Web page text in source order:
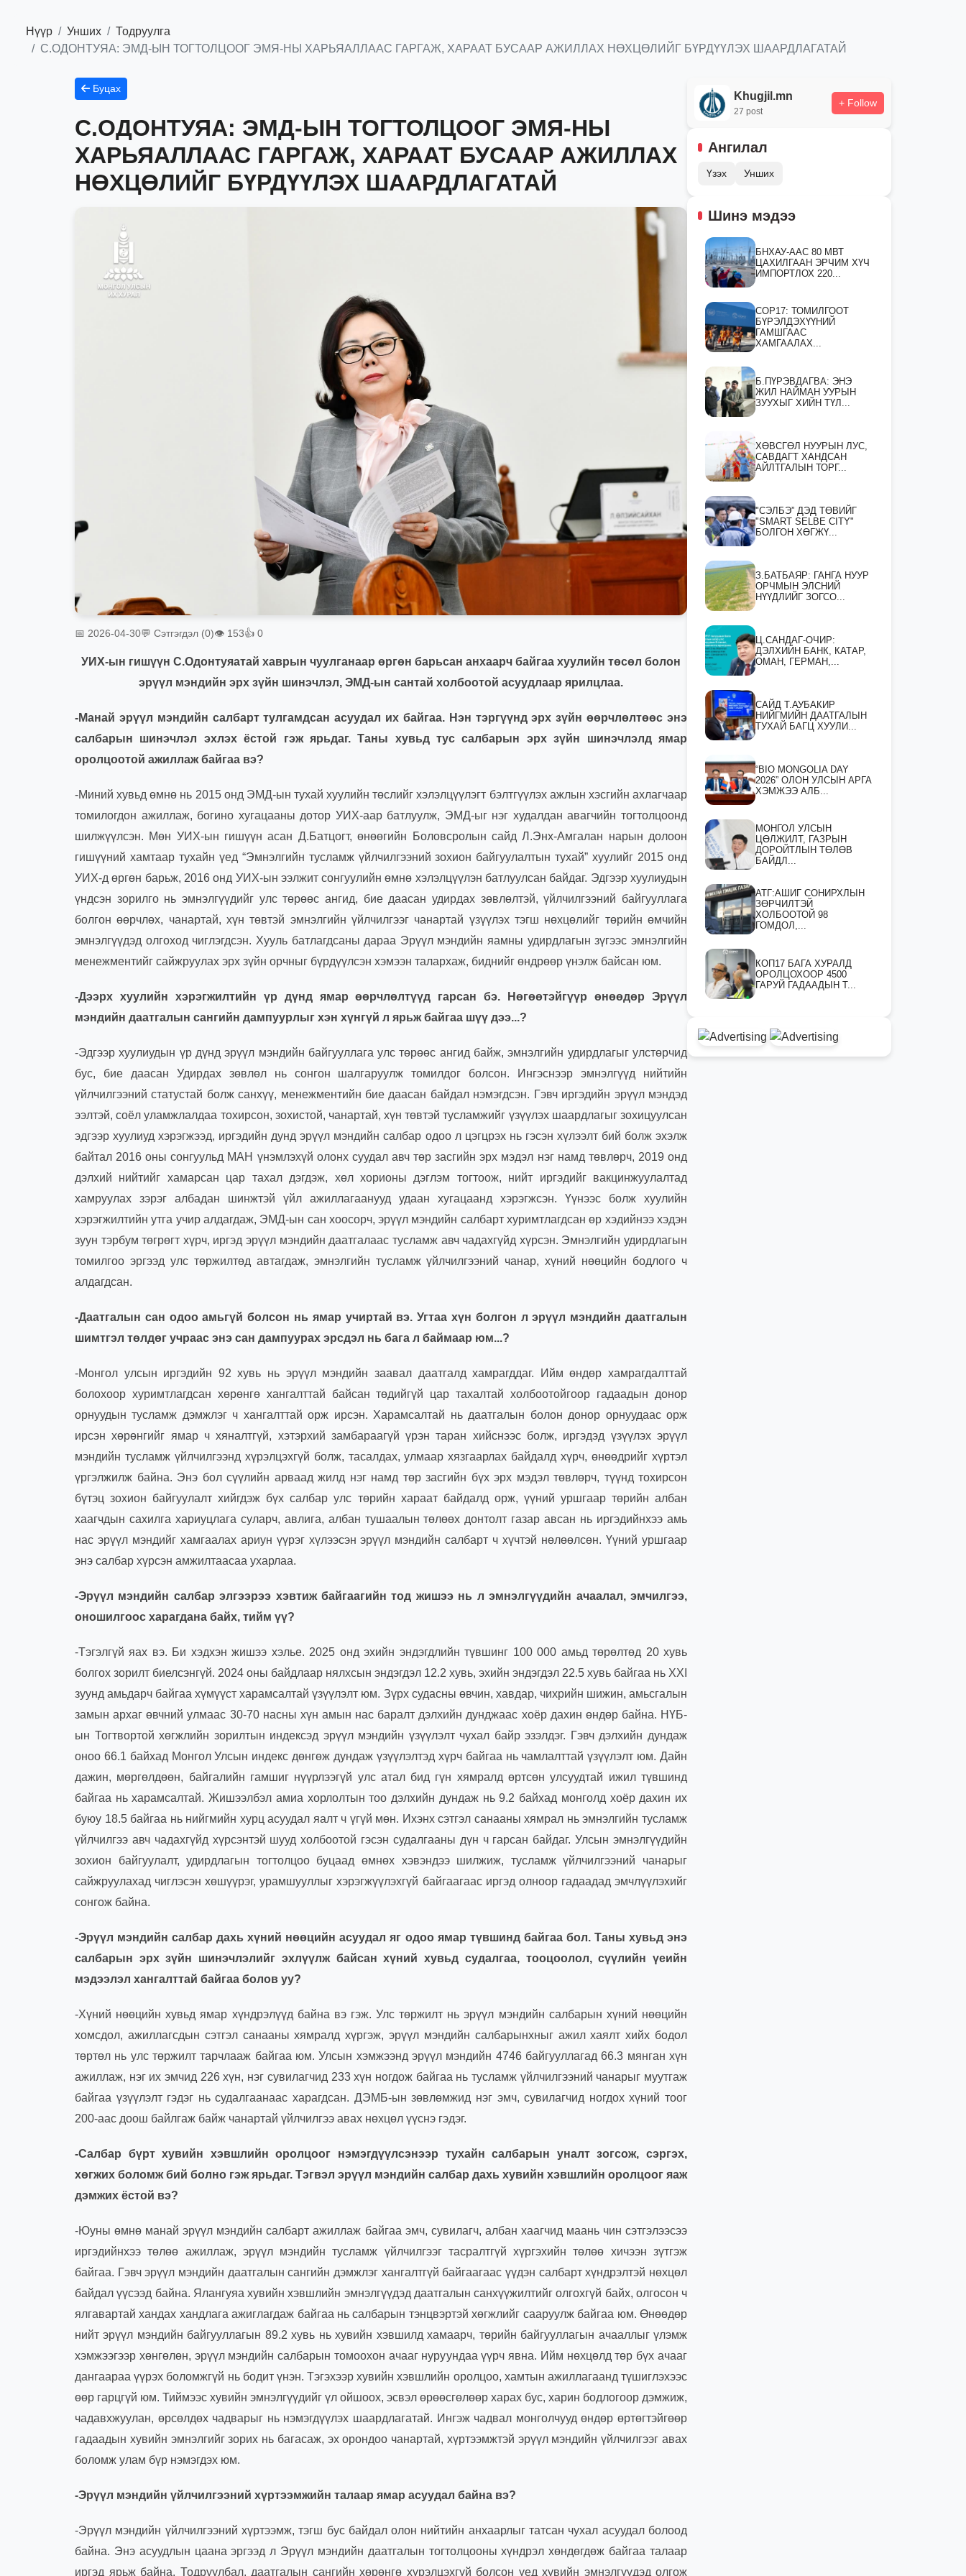
Нүүр Унших
Тодруулга
С.ОДОНТУЯА: ЭМД-ЫН ТОГТОЛЦООГ ЭМЯ-НЫ ХАРЬЯАЛЛААС ГАРГАЖ, ХАРААТ БУСААР АЖИЛЛАХ НӨХЦӨЛИЙГ БҮРДҮҮЛЭХ ШААРДЛАГАТАЙ
Буцах
С.ОДОНТУЯА: ЭМД-ЫН ТОГТОЛЦООГ ЭМЯ-НЫ
ХАРЬЯАЛЛААС ГАРГАЖ, ХАРААТ БУСААР АЖИЛЛАХ
НӨХЦӨЛИЙГ БҮРДҮҮЛЭХ ШААРДЛАГАТАЙ
📅 2026-04-30💬 Сэтгэгдэл (0)👁 153👍 0
УИХ-ын гишүүн С.Одонтуяатай хаврын чуулганаар өргөн барьсан анхаарч байгаа хуулийн төсөл болон
эрүүл мэндийн эрх зүйн шинэчлэл, ЭМД-ын сантай холбоотой асуудлаар ярилцлаа.
-Манай эрүүл мэндийн салбарт тулгамдсан асуудал их байгаа. Нэн тэргүүнд эрх зүйн өөрчлөлтөөс энэ
салбарын шинэчлэл эхлэх ёстой гэж ярьдаг. Таны хувьд тус салбарын эрх зүйн шинэчлэлд ямар
оролцоотой ажиллаж байгаа вэ?
-Миний хувьд өмнө нь 2015 онд ЭМД-ын тухай хуулийн төслийг хэлэлцүүлэгт бэлтгүүлэх ажлын хэсгийн ахлагчаар
томилогдон ажиллаж, богино хугацааны дотор УИХ-аар батлуулж, ЭМД-ыг нэг худалдан авагчийн тогтолцоонд
шилжүүлсэн. Мөн УИХ-ын гишүүн асан Д.Батцогт, өнөөгийн Боловсролын сайд Л.Энх-Амгалан нарын долоон
гишүүний хамтаар тухайн үед “Эмнэлгийн тусламж үйлчилгээний зохион байгуулалтын тухай” хуулийг 2015 онд
УИХ-д өргөн барьж, 2016 онд УИХ-ын ээлжит сонгуулийн өмнө хэлэлцүүлэн батлуулсан байдаг. Эдгээр хуулиудын
үндсэн зорилго нь эмнэлгүүдийг улс төрөөс ангид, бие даасан удирдах зөвлөлтэй, үйлчилгээний байгууллага
болгон өөрчлөх, чанартай, хүн төвтэй эмнэлгийн үйлчилгээг чанартай үзүүлэх тэгш нөхцөлийг төрийн өмчийн
эмнэлгүүдэд олгоход чиглэгдсэн. Хууль батлагдсаны дараа Эрүүл мэндийн яамны удирдлагын зүгээс эмнэлгийн
менежментийг сайжруулах эрх зүйн орчныг бүрдүүлсэн хэмээн талархаж, биднийг өндрөөр үнэлж байсан юм.
-Дээрх хуулийн хэрэгжилтийн үр дүнд ямар өөрчлөлтүүд гарсан бэ. Нөгөөтэйгүүр өнөөдөр Эрүүл
мэндийн даатгалын сангийн дампуурлыг хэн хүнгүй л ярьж байгаа шүү дээ...?
-Эдгээр хуулиудын үр дүнд эрүүл мэндийн байгууллага улс төрөөс ангид байж, эмнэлгийн удирдлагыг улстөрчид
бус, бие даасан Удирдах зөвлөл нь сонгон шалгаруулж томилдог болсон. Ингэснээр эмнэлгүүд нийтийн
үйлчилгээний статустай болж санхүү, менежментийн бие даасан байдал нэмэгдсэн. Гэвч иргэдийн эрүүл мэндэд
ээлтэй, соёл уламжлалдаа тохирсон, зохистой, чанартай, хүн төвтэй тусламжийг үзүүлэх шаардлагыг зохицуулсан
эдгээр хуулиуд хэрэгжээд, иргэдийн дунд эрүүл мэндийн салбар одоо л цэгцрэх нь гэсэн хүлээлт бий болж эхэлж
байтал 2016 оны сонгуульд МАН үнэмлэхүй олонх суудал авч төр засгийн эрх мэдэл нэг намд төвлөрч, 2019 онд
дэлхий нийтийг хамарсан цар тахал дэгдэж, хөл хорионы дэглэм тогтоож, нийт иргэдийг вакцинжуулалтад
хамруулах зэрэг албадан шинжтэй үйл ажиллагаанууд удаан хугацаанд хэрэгжсэн. Үүнээс болж хуулийн
хэрэгжилтийн утга учир алдагдаж, ЭМД-ын сан хоосорч, эрүүл мэндийн салбарт хуримтлагдсан өр хэдийнээ хэдэн
зуун тэрбум төгрөгт хүрч, иргэд эрүүл мэндийн даатгалаас тусламж авч чадахгүйд хүрсэн. Эмнэлгийн удирдлагын
томилгоо эргээд улс төржилтөд автагдаж, эмнэлгийн тусламж үйлчилгээний чанар, хүний нөөцийн бодлого ч
алдагдсан.
-Даатгалын сан одоо амьгүй болсон нь ямар учиртай вэ. Угтаа хүн болгон л эрүүл мэндийн даатгалын
шимтгэл төлдөг учраас энэ сан дампуурах эрсдэл нь бага л баймаар юм...?
-Монгол улсын иргэдийн 92 хувь нь эрүүл мэндийн заавал даатгалд хамрагддаг. Ийм өндөр хамрагдалттай
болохоор хуримтлагдсан хөрөнгө хангалттай байсан төдийгүй цар тахалтай холбоотойгоор гадаадын донор
орнуудын тусламж дэмжлэг ч хангалттай орж ирсэн. Харамсалтай нь даатгалын болон донор орнуудаас орж
ирсэн хөрөнгийг ямар ч хяналтгүй, хэтэрхий замбараагүй үрэн таран хийснээс болж, иргэдэд үзүүлэх эрүүл
мэндийн тусламж үйлчилгээнд хүрэлцэхгүй болж, тасалдах, улмаар хязгаарлах байдалд хүрч, өнөөдрийг хүртэл
үргэлжилж байна. Энэ бол сүүлийн арваад жилд нэг намд төр засгийн бүх эрх мэдэл төвлөрч, түүнд тохирсон
бүтэц зохион байгуулалт хийгдэж бүх салбар улс төрийн хараат байдалд орж, үүний уршгаар төрийн албан
хаагчдын сахилга хариуцлага суларч, авлига, албан тушаалын төлөөх донтолт газар авсан нь иргэдийнхээ амь
нас эрүүл мэндийг хамгаалах ариун үүрэг хүлээсэн эрүүл мэндийн салбарт ч хүчтэй нөлөөлсөн. Үүний уршгаар
энэ салбар хүрсэн амжилтаасаа ухарлаа.
-Эрүүл мэндийн салбар элгээрээ хэвтиж байгаагийн тод жишээ нь л эмнэлгүүдийн ачаалал, эмчилгээ,
оношилгоос харагдана байх, тийм үү?
-Тэгэлгүй яах вэ. Би хэдхэн жишээ хэлье. 2025 онд эхийн эндэгдлийн түвшинг 100 000 амьд төрөлтөд 20 хувь
болгох зорилт биелсэнгүй. 2024 оны байдлаар нялхсын эндэгдэл 12.2 хувь, эхийн эндэгдэл 22.5 хувь байгаа нь ХХI
зуунд амьдарч байгаа хүмүүст харамсалтай үзүүлэлт юм. Зүрх судасны өвчин, хавдар, чихрийн шижин, амьсгалын
замын архаг өвчний улмаас 30-70 насны хүн амын нас баралт дэлхийн дунджаас хоёр дахин өндөр байна. НҮБ-
ын Тогтвортой хөгжлийн зорилтын индексэд эрүүл мэндийн үзүүлэлт чухал байр эзэлдэг. Гэвч дэлхийн дундаж
оноо 66.1 байхад Монгол Улсын индекс дөнгөж дундаж үзүүлэлтэд хүрч байгаа нь чамлалттай үзүүлэлт юм. Дайн
дажин, мөргөлдөөн, байгалийн гамшиг нүүрлээгүй улс атал бид гүн хямралд өртсөн улсуудтай ижил түвшинд
байгаа нь харамсалтай. Жишээлбэл амиа хорлолтын тоо дэлхийн дундаж нь 9.2 байхад монголд хоёр дахин их
буюу 18.5 байгаа нь нийгмийн хурц асуудал яалт ч үгүй мөн. Ихэнх сэтгэл санааны хямрал нь эмнэлгийн тусламж
үйлчилгээ авч чадахгүйд хүрсэнтэй шууд холбоотой гэсэн судалгааны дүн ч гарсан байдаг. Улсын эмнэлгүүдийн
зохион байгуулалт, удирдлагын тогтолцоо буцаад өмнөх хэвэндээ шилжиж, тусламж үйлчилгээний чанарыг
сайжруулахад чиглэсэн хөшүүрэг, урамшууллыг хэрэгжүүлэхгүй байгаагаас иргэд олноор гадаадад эмчлүүлэхийг
сонгож байна.
-Эрүүл мэндийн салбар дахь хүний нөөцийн асуудал яг одоо ямар түвшинд байгаа бол. Таны хувьд энэ
салбарын эрх зүйн шинэчлэлийг эхлүүлж байсан хүний хувьд судалгаа, тооцоолол, сүүлийн үеийн
мэдээлэл хангалттай байгаа болов уу?
-Хүний нөөцийн хувьд ямар хүндрэлүүд байна вэ гэж. Улс төржилт нь эрүүл мэндийн салбарын хүний нөөцийн
хомсдол, ажиллагсдын сэтгэл санааны хямралд хүргэж, эрүүл мэндийн салбарынхныг ажил хаялт хийх бодол
төртөл нь улс төржилт тарчлааж байгаа юм. Улсын хэмжээнд эрүүл мэндийн 4746 байгууллагад 66.3 мянган хүн
ажиллаж, нэг их эмчид 226 хүн, нэг сувилагчид 233 хүн ногдож байгаа нь тусламж үйлчилгээний чанарыг муутгаж
байгаа үзүүлэлт гэдэг нь судалгаанаас харагдсан. ДЭМБ-ын зөвлөмжид нэг эмч, сувилагчид ногдох хүний тоог
200-аас доош байлгаж байж чанартай үйлчилгээ авах нөхцөл үүснэ гэдэг.
-Салбар бүрт хувийн хэвшлийн оролцоог нэмэгдүүлсэнээр тухайн салбарын уналт зогсож, сэргэх,
хөгжих боломж бий болно гэж ярьдаг. Тэгвэл эрүүл мэндийн салбар дахь хувийн хэвшлийн оролцоог яаж
дэмжих ёстой вэ?
-Юуны өмнө манай эрүүл мэндийн салбарт ажиллаж байгаа эмч, сувилагч, албан хаагчид маань чин сэтгэлээсээ
иргэдийнхээ төлөө ажиллаж, эрүүл мэндийн тусламж үйлчилгээг тасралтгүй хүргэхийн төлөө хичээн зүтгэж
байгаа. Гэвч эрүүл мэндийн даатгалын сангийн дэмжлэг хангалтгүй байгаагаас үүдэн салбарт хүндрэлтэй нөхцөл
байдал үүсээд байна. Ялангуяа хувийн хэвшлийн эмнэлгүүдэд даатгалын санхүүжилтийг олгохгүй байх, олгосон ч
ялгавартай хандах хандлага ажиглагдаж байгаа нь салбарын тэнцвэртэй хөгжлийг сааруулж байгаа юм. Өнөөдөр
нийт эрүүл мэндийн байгууллагын 89.2 хувь нь хувийн хэвшилд хамаарч, төрийн байгууллагын ачааллыг үлэмж
хэмжээгээр хөнгөлөн, эрүүл мэндийн салбарын томоохон ачааг нуруундаа үүрч явна. Ийм нөхцөлд төр бүх ачааг
дангаараа үүрэх боломжгүй нь бодит үнэн. Тэгэхээр хувийн хэвшлийн оролцоо, хамтын ажиллагаанд түшиглэхээс
өөр гарцгүй юм. Тиймээс хувийн эмнэлгүүдийг үл ойшоох, эсвэл өрөөсгөлөөр харах бус, харин бодлогоор дэмжиж,
чадавхжуулан, өрсөлдөх чадварыг нь нэмэгдүүлэх шаардлагатай. Ингэж чадвал монголчууд өндөр өртөгтэйгөөр
гадаадын хувийн эмнэлгийг зорих нь багасаж, эх орондоо чанартай, хүртээмжтэй эрүүл мэндийн үйлчилгээг авах
боломж улам бүр нэмэгдэх юм.
-Эрүүл мэндийн үйлчилгээний хүртээмжийн талаар ямар асуудал байна вэ?
-Эрүүл мэндийн үйлчилгээний хүртээмж, тэгш бус байдал олон нийтийн анхаарлыг татсан чухал асуудал болоод
байна. Энэ асуудлын цаана эргээд л Эрүүл мэндийн даатгалын тогтолцооны хүндрэл хөндөгдөж байгаа талаар
иргэд ярьж байна. Тодруулбал, даатгалын сангийн хөрөнгө хүрэлцэхгүй болсон үед хувийн эмнэлгүүдэд олгож
Khugjil.mn
27 post
+ Follow
Ангилал
Үзэх Унших
Шинэ мэдээ
БНХАУ-ААС 80 МВТ
ЦАХИЛГААН ЭРЧИМ ХҮЧ
ИМПОРТЛОХ 220...
СOP17: ТОМИЛГООТ
БҮРЭЛДЭХҮҮНИЙ
ГАМШГААС
ХАМГААЛАХ...
Б.ПҮРЭВДАГВА: ЭНЭ
ЖИЛ НАЙМАН УУРЫН
ЗУУХЫГ ХИЙН ТҮЛ...
ХӨВСГӨЛ НУУРЫН ЛУС,
САВДАГТ ХАНДСАН
АЙЛТГАЛЫН ТОРГ...
"СЭЛБЭ” ДЭД ТӨВИЙГ
"SMART SELBE CITY"
БОЛГОН ХӨГЖҮ...
З.БАТБАЯР: ГАНГА НУУР
ОРЧМЫН ЭЛСНИЙ
НҮҮДЛИЙГ ЗОГСО...
Ц.САНДАГ-ОЧИР:
ДЭЛХИЙН БАНК, КАТАР,
ОМАН, ГЕРМАН,...
САЙД Т.АУБАКИР
НИЙГМИЙН ДААТГАЛЫН
ТУХАЙ БАГЦ ХУУЛИ...
“BIO MONGOLIA DAY
2026” ОЛОН УЛСЫН АРГА
ХЭМЖЭЭ АЛБ...
МОНГОЛ УЛСЫН
ЦӨЛЖИЛТ, ГАЗРЫН
ДОРОЙТЛЫН ТӨЛӨВ
БАЙДЛ...
АТГ:АШИГ СОНИРХЛЫН
ЗӨРЧИЛТЭЙ
ХОЛБООТОЙ 98
ГОМДОЛ,...
КОП17 БАГА ХУРАЛД
ОРОЛЦОХООР 4500
ГАРУЙ ГАДААДЫН Т...